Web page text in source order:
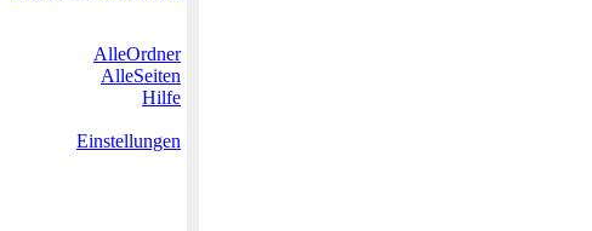
AlleOrdner
AlleSeiten
Hilfe
Einstellungen